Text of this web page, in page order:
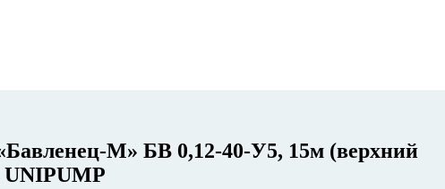
М» БВ 0,12-40-У5, 15м (верхний
UNIPUMP